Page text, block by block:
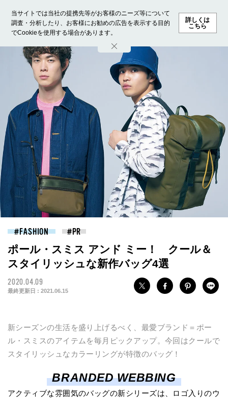
当サイトでは当社の提携先等がお客様のニーズ等について
調査・分析したり、お客様にお勧めの広告を表示する目的
でCookieを使用する場合があります。
詳しくは
こちら
ホーム モデル募集 ランキング ファッション ビューテ
FASHION
ポール・スミス アンド ミー！ クール＆
スタイリッシュな新作バッグ4選
2020.04.09
最終更新日 : 2021.06.15
新シーズンの生活を盛り上げるべく、最愛ブランド＝ポー
ル・スミスのアイテムを毎月ピックアップ。今回はクールで
スタイリッシュなカラーリングが特徴のバッグ！
BRANDED WEBBING
アクティブな雰囲気のバッグの新シリーズは、ロゴ入りのウ